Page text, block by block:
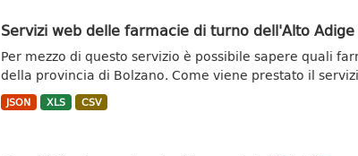
Servizi web delle farmacie di turno dell'Alto Adige
Per mezzo di questo servizio è possibile sapere quali
della provincia di Bolzano. Come viene prestato il
JSON XLS CSV